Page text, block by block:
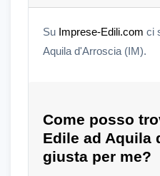
Su Imprese-Edili.com ci
Aquila d'Arroscia (IM).
Come posso
Edile ad Aquila
giusta per me?